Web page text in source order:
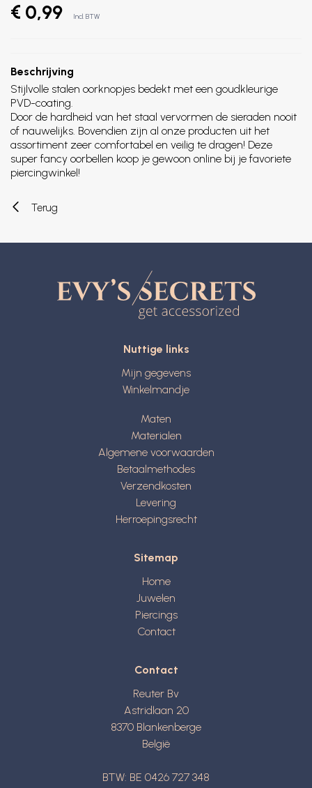
€ 0,99 Incl. BTW
Beschrijving
Stijlvolle stalen oorknopjes bedekt met een goudkleurige
PVD-coating.
Door de hardheid van het staal vervormen de sieraden nooit
of nauwelijks. Bovendien zijn al onze producten uit het
assortiment zeer comfortabel en veilig te dragen! Deze
super fancy oorbellen koop je gewoon online bij je favoriete
piercingwinkel!
Terug
Nuttige links
Mijn gegevens
Winkelmandje
Maten
Materialen
Algemene voorwaarden
Betaalmethodes
Verzendkosten
Levering
Herroepingsrecht
Sitemap
Home
Juwelen
Piercings
Contact
Contact
Reuter Bv
Astridlaan 20
8370 Blankenberge
België
BTW: BE 0426 727 348